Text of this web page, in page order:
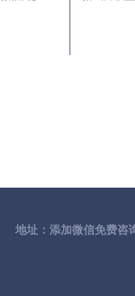
地址：添加微信免费咨